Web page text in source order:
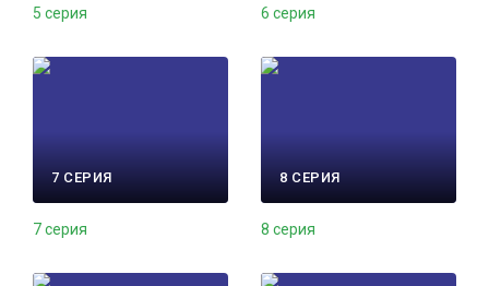
5 серия 6 серия
7 СЕРИЯ
7 серия
8 СЕРИЯ
8 серия